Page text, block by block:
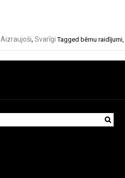
Aizraujoši, Svarīgi Tagged bērnu raidījumi,